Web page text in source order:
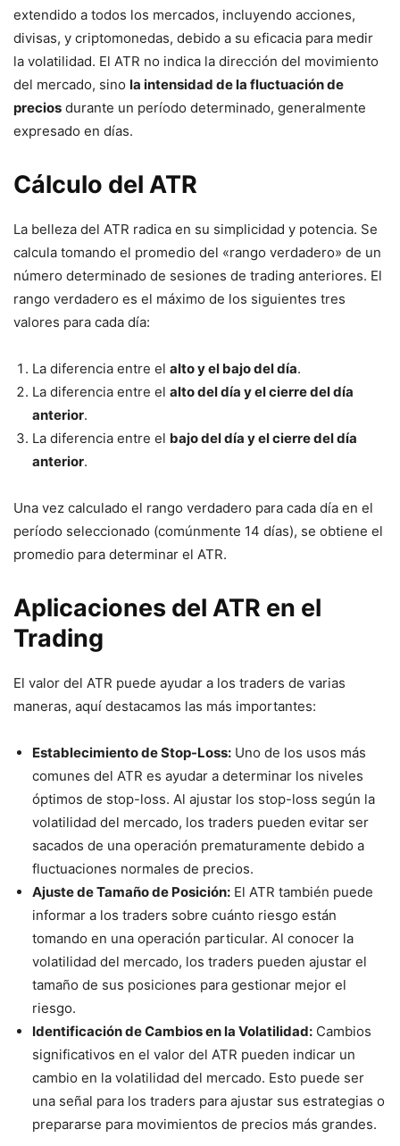
extendido a todos los mercados, incluyendo acciones,
divisas, y criptomonedas, debido a su eficacia para medir
la volatilidad. El ATR no indica la dirección del movimiento
del mercado, sino la intensidad de la fluctuación de
precios durante un período determinado, generalmente
expresado en días.
Cálculo del ATR
La belleza del ATR radica en su simplicidad y potencia. Se
calcula tomando el promedio del «rango verdadero» de un
número determinado de sesiones de trading anteriores. El
rango verdadero es el máximo de los siguientes tres
valores para cada día:
La diferencia entre el alto y el bajo del día.
La diferencia entre el alto del día y el cierre del día
anterior.
La diferencia entre el bajo del día y el cierre del día
anterior.
Una vez calculado el rango verdadero para cada día en el
período seleccionado (comúnmente 14 días), se obtiene el
promedio para determinar el ATR.
Aplicaciones del ATR en el
Trading
El valor del ATR puede ayudar a los traders de varias
maneras, aquí destacamos las más importantes:
Establecimiento de Stop-Loss: Uno de los usos más
comunes del ATR es ayudar a determinar los niveles
óptimos de stop-loss. Al ajustar los stop-loss según la
volatilidad del mercado, los traders pueden evitar ser
sacados de una operación prematuramente debido a
fluctuaciones normales de precios.
Ajuste de Tamaño de Posición: El ATR también puede
informar a los traders sobre cuánto riesgo están
tomando en una operación particular. Al conocer la
volatilidad del mercado, los traders pueden ajustar el
tamaño de sus posiciones para gestionar mejor el
riesgo.
Identificación de Cambios en la Volatilidad: Cambios
significativos en el valor del ATR pueden indicar un
cambio en la volatilidad del mercado. Esto puede ser
una señal para los traders para ajustar sus estrategias o
prepararse para movimientos de precios más grandes.